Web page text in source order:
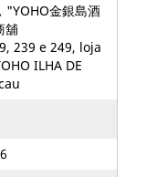
"YOHO金銀島酒
舖
239 e 249, loja
ILHA DE